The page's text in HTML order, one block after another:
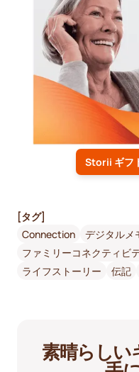
Storii ギフ
[タグ]
Connection
デジタルメ
ファミリーコネクティビ
ライフストーリー
伝記
素晴らしい